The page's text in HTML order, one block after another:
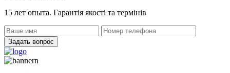
15 лет опыта. Гарантія якості та термінів
Задать вопрос